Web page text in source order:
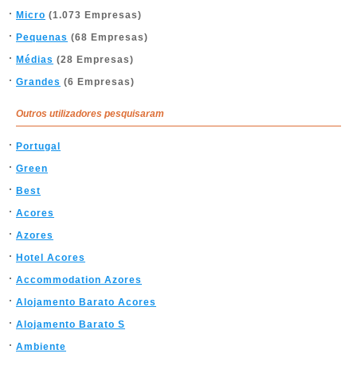
Micro (1.073 Empresas)
Pequenas (68 Empresas)
Médias (28 Empresas)
Grandes (6 Empresas)
Outros utilizadores pesquisaram
Portugal
Green
Best
Acores
Azores
Hotel Acores
Accommodation Azores
Alojamento Barato Acores
Alojamento Barato S
Ambiente